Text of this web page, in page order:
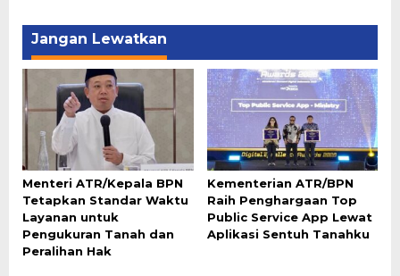
Jangan Lewatkan
Menteri ATR/Kepala BPN
Tetapkan Standar Waktu
Layanan untuk
Pengukuran Tanah dan
Peralihan Hak
Kementerian ATR/BPN
Raih Penghargaan Top
Public Service App Lewat
Aplikasi Sentuh Tanahku